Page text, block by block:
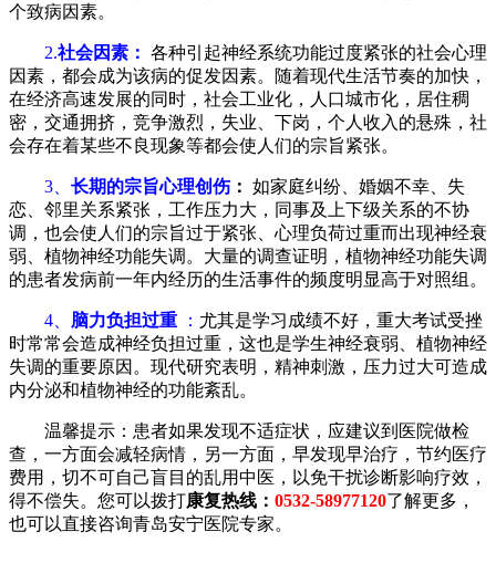
个致病因素。
2.社会因素： 各种引起神经系统功能过度紧张的社会心理
因素，都会成为该病的促发因素。随着现代生活节奏的加快，
在经济高速发展的同时，社会工业化，人口城市化，居住稠
密，交通拥挤，竞争激烈，失业、下岗，个人收入的悬殊，社
会存在着某些不良现象等都会使人们的宗旨紧张。
3、 长期的宗旨心理创伤： 如家庭纠纷、婚姻不幸、失
恋、邻里关系紧张，工作压力大，同事及上下级关系的不协
调，也会使人们的宗旨过于紧张、心理负荷过重而出现神经衰
弱、植物神经功能失调。大量的调查证明，植物神经功能失调
的患者发病前一年内经历的生活事件的频度明显高于对照组。
4、 脑力负担过重 ： 尤其是学习成绩不好，重大考试受挫
时常常会造成神经负担过重，这也是学生神经衰弱、植物神经
失调的重要原因。现代研究表明，精神刺激，压力过大可造成
内分泌和植物神经的功能紊乱。
温馨提示：患者如果发现不适症状，应建议到医院做检
查，一方面会减轻病情，另一方面，早发现早治疗，节约医疗
费用，切不可自己盲目的乱用中医，以免干扰诊断影响疗效，
得不偿失。您可以拨打康复热线： 0532-58977120了解更多，
也可以直接咨询青岛安宁医院专家。